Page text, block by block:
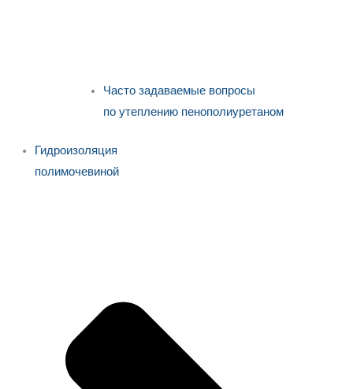
Часто задаваемые вопросы
по утеплению пенополиуретаном
Гидроизоляция
полимочевиной